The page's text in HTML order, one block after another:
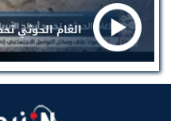
الغام الحوثي